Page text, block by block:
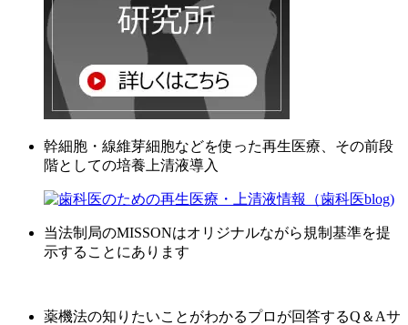
幹細胞・線維芽細胞などを使った再生医療、その前段
階としての培養上清液導入
当法制局のMISSONはオリジナルながら規制基準を提
示することにあります
薬機法の知りたいことがわかるプロが回答するQ＆Aサ